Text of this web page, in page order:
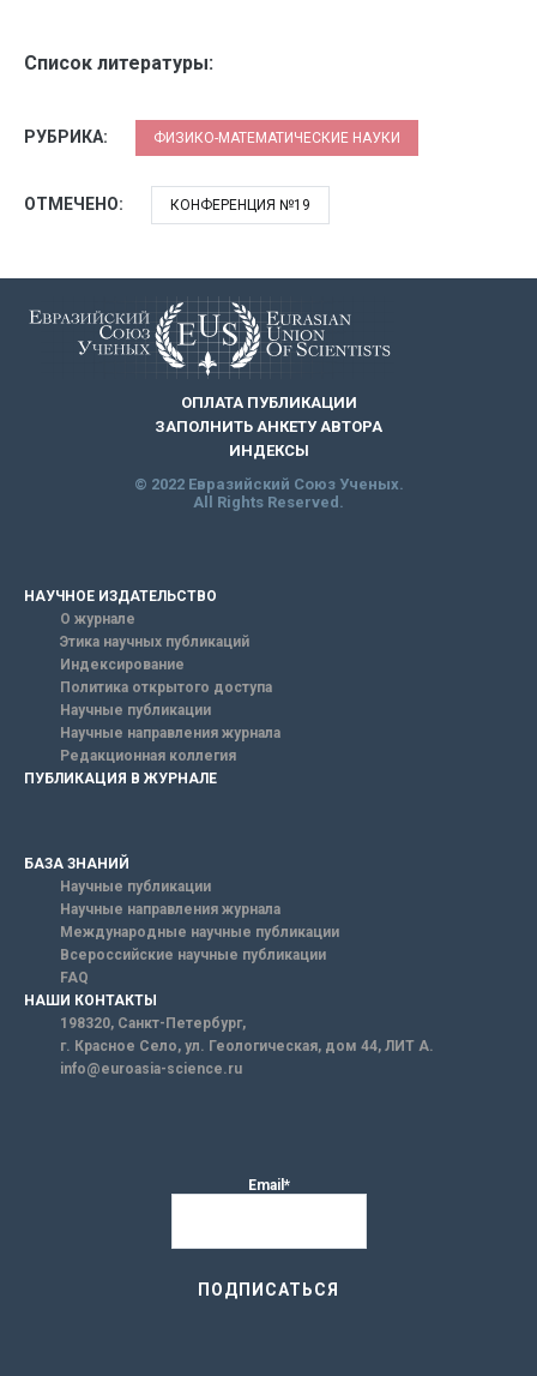
Список литературы:
РУБРИКА: ФИЗИКО-МАТЕМАТИЧЕСКИЕ НАУКИ
ОТМЕЧЕНО: КОНФЕРЕНЦИЯ №19
ОПЛАТА ПУБЛИКАЦИИ
ЗАПОЛНИТЬ АНКЕТУ АВТОРА
ИНДЕКСЫ
© 2022 Евразийский Союз Ученых.
All Rights Reserved.
НАУЧНОЕ ИЗДАТЕЛЬСТВО
О журнале
Этика научных публикаций
Индексирование
Политика открытого доступа
Научные публикации
Научные направления журнала
Редакционная коллегия
ПУБЛИКАЦИЯ В ЖУРНАЛЕ
БАЗА ЗНАНИЙ
Научные публикации
Научные направления журнала
Международные научные публикации
Всероссийские научные публикации
FAQ
НАШИ КОНТАКТЫ
198320, Санкт-Петербург,
г. Красное Село, ул. Геологическая, дом 44, ЛИТ А.
info@euroasia-science.ru
Email*